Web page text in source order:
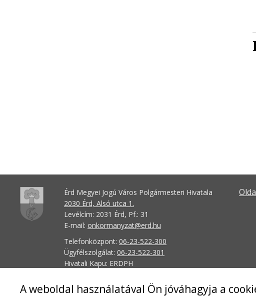
A weboldal használatával Ön jóváhagyja a
Érd Megyei Jogú Város Polgármesteri Hivatala
2030 Érd, Alsó utca 1.
Levélcím: 2031 Érd, Pf.: 31
E-mail: onkormanyzat@erd.hu
Telefonközpont: 06-23-522-300
Ügyfélszolgálat: 06-23-522-301
Hivatali Kapu: ERDPH